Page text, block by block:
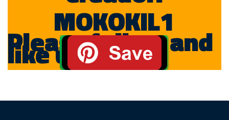
MOKOKIL1
Please follow and
like us: